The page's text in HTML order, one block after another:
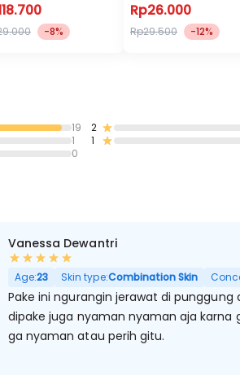
-8%
Rp26.000
Rp29.500 -12%
19
1
0
2
1
Vanessa Dewantri
Age:23 Skin type:Combination Skin
Pake ini ngurangin jerawat di punggung
dipake juga nyaman nyaman aja karna
ga nyaman atau perih gitu.